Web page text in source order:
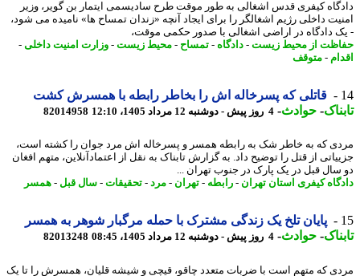
کیفری قدس اشغالی به طور موقت طرح سادیسمی ایتمار بن گویر، وزیر
داخلی رژیم اشغالگر را برای ایجاد آنچه «زندان تمساح ها» نامیده می شود،
دادگاه در اراضی اشغالی با صدور حکمی موقت،
از محیط زیست-دادگاه -تمساح-محیط زیست-وزارت امنیت داخلی -
-متوقف
قاتلی که پسرخاله اش را بخاطر رابطه با همسرش کشت
-حوادث -4 روز پیش - دوشنبه 12 مرداد 1405، 12:10 82014958
که به خاطر شک به رابطه همسر و پسرخاله اش مرد جوان را کشته است،
از قتل را توضیح داد. به گزارش تابناک به نقل از اعتمادآنلاین، متهم افغان
قبل در یک پارک در جنوب تهران ...
کیفری استان تهران- رابطه -تهران- مرد-تحقیقات-سال قبل -همسر
پایان تلخ یک زندگی مشترک با حمله مرگبار شوهر به همسر
-حوادث -4 روز پیش - دوشنبه 12 مرداد 1405، 08:45 82013248
که متهم است با ضربات متعدد چاقو، قیچی و شیشه قلیان، همسرش را تا یک